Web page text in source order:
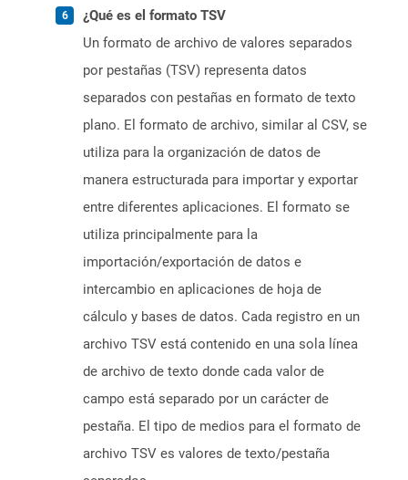
¿Qué es el formato TSV
Un formato de archivo de valores separados
por pestañas (TSV) representa datos
separados con pestañas en formato de texto
plano. El formato de archivo, similar al CSV, se
utiliza para la organización de datos de
manera estructurada para importar y exportar
entre diferentes aplicaciones. El formato se
utiliza principalmente para la
importación/exportación de datos e
intercambio en aplicaciones de hoja de
cálculo y bases de datos. Cada registro en un
archivo TSV está contenido en una sola línea
de archivo de texto donde cada valor de
campo está separado por un carácter de
pestaña. El tipo de medios para el formato de
archivo TSV es valores de texto/pestaña